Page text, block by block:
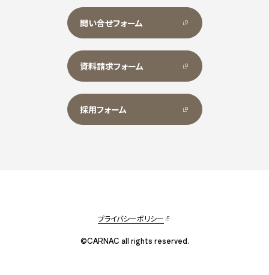
問い合せフォーム
資料請求フォーム
採用フォーム
プライバシーポリシー
©CARNAC all rights reserved.